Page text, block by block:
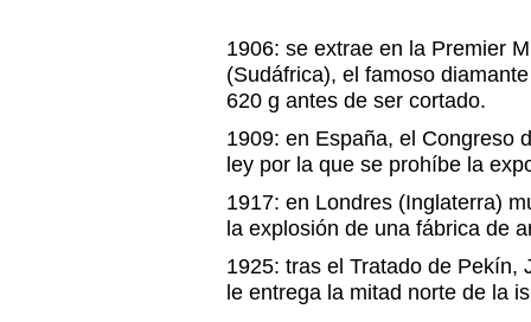
1906: se extrae en la Premier
(Sudáfrica), el famoso
620 g antes de ser cortado.
1909: en España, el Congreso
ley por la que se prohíbe la
1917: en Londres (Inglaterra)
la explosión de una fábrica de
1925: tras el Tratado de Pekín,
le entrega la mitad norte de la